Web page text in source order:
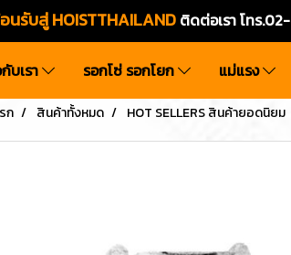
รับสู่ HOISTTHAILAND ติดต่อเรา โทร
บเรา รอกโซ่ รอกโยก แม่แรง
ก สินค้าทั้งหมด HOT SELLERS สินค้ายอดนิยม